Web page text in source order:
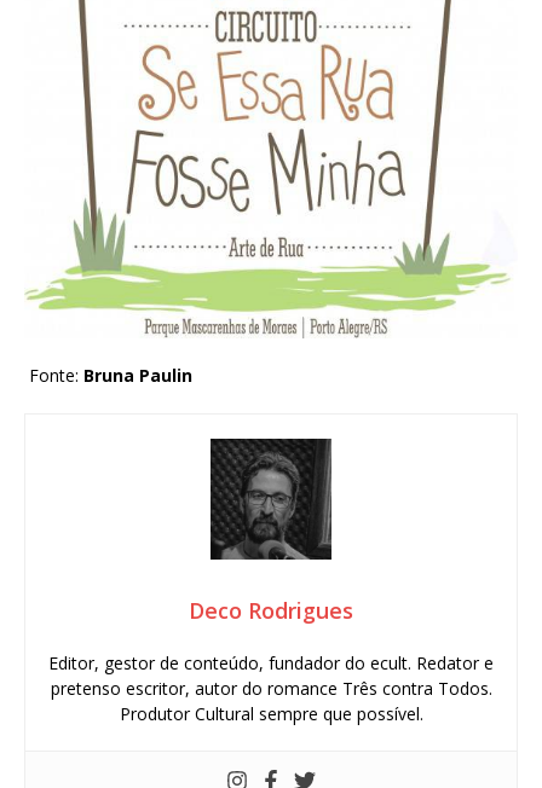
Fonte: Bruna Paulin
Deco Rodrigues
Editor, gestor de conteúdo, fundador do ecult. Redator e
pretenso escritor, autor do romance Três contra Todos.
Produtor Cultural sempre que possível.